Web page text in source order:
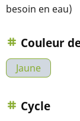
besoin en eau)
Couleur
Jaune
Cycle